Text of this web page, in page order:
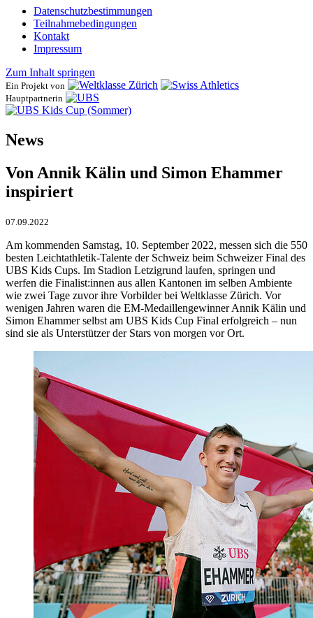
Datenschutzbestimmungen
Teilnahmebedingungen
Kontakt
Impressum
Zum Inhalt springen
Ein Projekt von
Hauptpartnerin
News
Von Annik Kälin und Simon Ehammer
inspiriert
07.09.2022
Am kommenden Samstag, 10. September 2022, messen sich die 550
besten Leichtathletik-Talente der Schweiz beim Schweizer Final des
UBS Kids Cups. Im Stadion Letzigrund laufen, springen und
werfen die Finalist:innen aus allen Kantonen im selben Ambiente
wie zwei Tage zuvor ihre Vorbilder bei Weltklasse Zürich. Vor
wenigen Jahren waren die EM-Medaillengewinner Annik Kälin und
Simon Ehammer selbst am UBS Kids Cup Final erfolgreich – nun
sind sie als Unterstützer der Stars von morgen vor Ort.